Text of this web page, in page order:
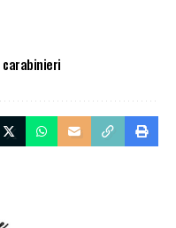
carabinieri